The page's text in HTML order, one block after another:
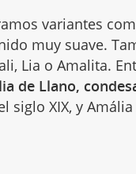
variantes
muy suave.
Lia o Amalita.
de Llano,
siglo XIX, y